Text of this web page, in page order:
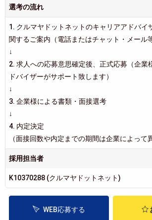
選考の流れ
1. クルマヤドットネットのキャリアアドバイ
関するご案内（電話またはチャット・メール等
↓
2. 求人への応募意思確定後、正式応募（企業
ドバイザーがサポート致します）
↓
3. 企業様による書類・面接選考
↓
4. 内定決定
（面接回数や内定までの期間は企業によって
採用担当者
K10370288 (クルマヤドットネット)
WEB応募する